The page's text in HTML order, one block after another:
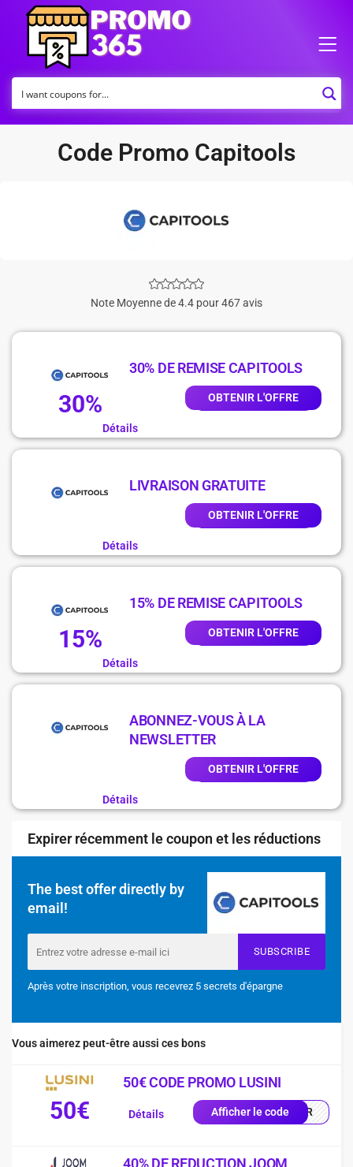
Code Promo Capitools
Note Moyenne de 4.4 pour 467 avis
30%
30% DE REMISE CAPITOOLS
OBTENIR L'OFFRE
Détails
LIVRAISON GRATUITE
OBTENIR L'OFFRE
Détails
15%
15% DE REMISE CAPITOOLS
OBTENIR L'OFFRE
Détails
ABONNEZ-VOUS À LA
NEWSLETTER
OBTENIR L'OFFRE
Détails
Expirer récemment le coupon et les réductions
The best offer directly by
email!
SUBSCRIBE
Après votre inscription, vous recevrez 5 secrets d'épargne
Vous aimerez peut-être aussi ces bons
50€
50€ CODE PROMO LUSINI
Afficher le code0-FR
Détails
40% DE REDUCTION JOOM